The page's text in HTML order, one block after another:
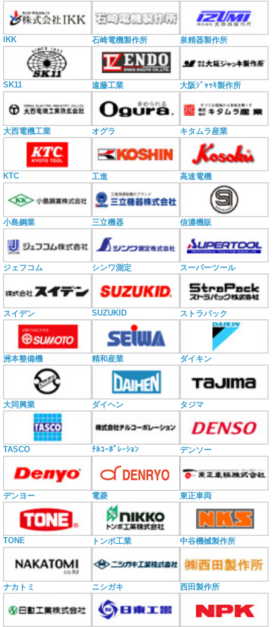
IKK 石崎電機製作所 泉精器製作所
SK11 遠藤工業 大阪ｼﾞｬｯｷ製作所
大西電機工業 オグラ キタムラ産業
KTC 工進 高速電機
小島鋼業 三立機器 信濃機販
ジェフコム シンワ測定 スーパーツール
スイデン SUZUKID ストラパック
洲本整備機 精和産業 ダイキン
大同興業 ダイヘン タジマ
TASCO ﾁﾙｺｰﾎﾟﾚｰｼｮﾝ デンソー
デンヨー 電菱 東正車両
TONE トンボ工業 中谷機械製作所
ナカトミ ニシガキ 西田製作所